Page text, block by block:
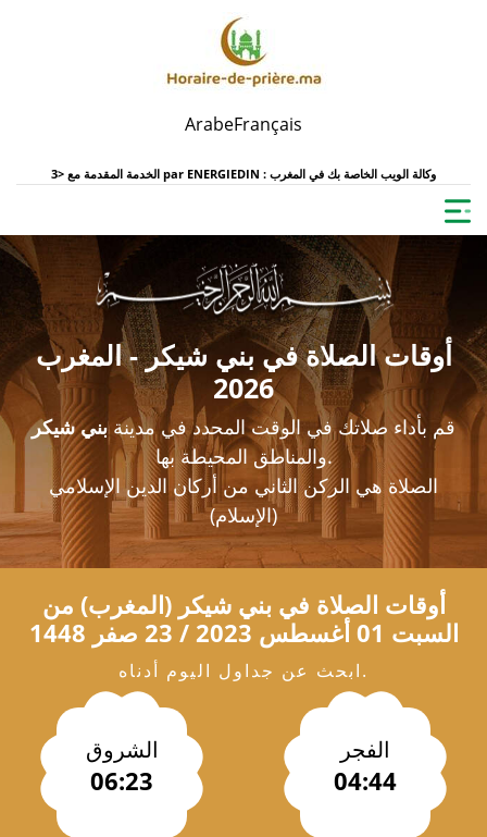
ArabeFrançais
الخدمة المقدمة مع <3 par ENERGIEDIN : وكالة الويب الخاصة بك في المغرب
أوقات الصلاة في بني شيكر - المغرب
2026
قم بأداء صلاتك في الوقت المحدد في مدينةبني شيكر
والمناطق المحيطة بها.
الصلاة هي الركن الثاني من أركان الدين الإسلامي
(الإسلام)
أوقات الصلاة في بني شيكر (المغرب) من
السبت 01 أغسطس 2023 / 23 صفر 1448
ابحث عن جداول اليوم أدناه.
الفجر
04:44
الشروق
06:23